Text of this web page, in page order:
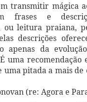
transmitir mágica
frases e
ou leitura praiana,
descrições
apenas da
uma recomendação
pitada a mais de
(re: Agora e